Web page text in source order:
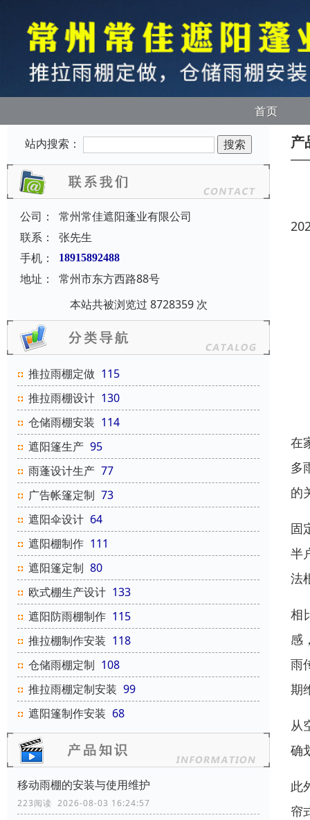
首页
站内搜索：
公司：
常州常佳遮阳蓬业有限公司
联系：
张先生
手机：
18915892488
地址：
常州市东方西路88号
本站共被浏览过 8728359 次
推拉雨棚定做 115
推拉雨棚设计 130
仓储雨棚安装 114
遮阳篷生产 95
雨蓬设计生产 77
广告帐篷定制 73
遮阳伞设计 64
遮阳棚制作 111
遮阳篷定制 80
欧式棚生产设计 133
遮阳防雨棚制作 115
推拉棚制作安装 118
仓储雨棚定制 108
推拉雨棚定制安装 99
遮阳篷制作安装 68
移动雨棚的安装与使用维护
223阅读 2026-08-03 16:24:57
产
在
多
的
固
半
法
相
感
雨
期
从
确
此
帘